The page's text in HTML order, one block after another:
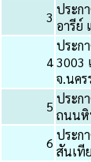
3 ประก
อารีย์
4
ประก
3003
จ.นคร
5 ประก
ถนนหิ
6 ประก
สันเที